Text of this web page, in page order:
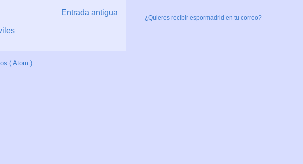
Entrada antigua
( Atom )
¿Quieres recibir espormadrid en tu correo?